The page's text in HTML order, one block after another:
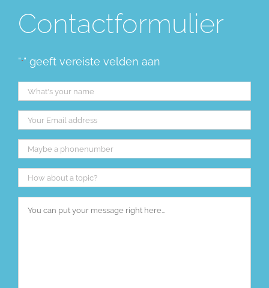
Contactformulier
"*" geeft vereiste velden aan
Naam*
mailadres*
Telefoon
Onderwerp *